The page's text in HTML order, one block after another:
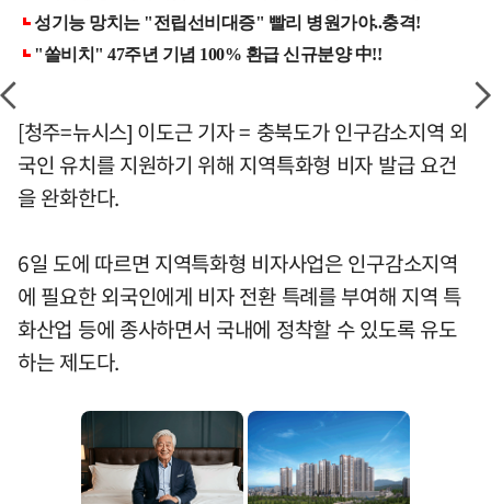
[청주=뉴시스] 이도근 기자 = 충북도가 인구감소지역 외
국인 유치를 지원하기 위해 지역특화형 비자 발급 요건
을 완화한다.
6일 도에 따르면 지역특화형 비자사업은 인구감소지역
에 필요한 외국인에게 비자 전환 특례를 부여해 지역 특
화산업 등에 종사하면서 국내에 정착할 수 있도록 유도
하는 제도다.